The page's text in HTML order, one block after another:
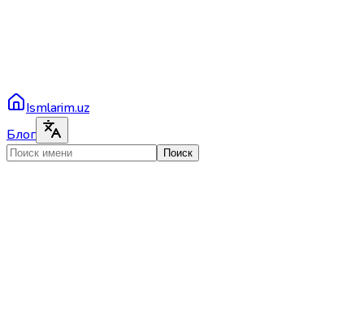
Ismlarim.uz
Блог
Поиск